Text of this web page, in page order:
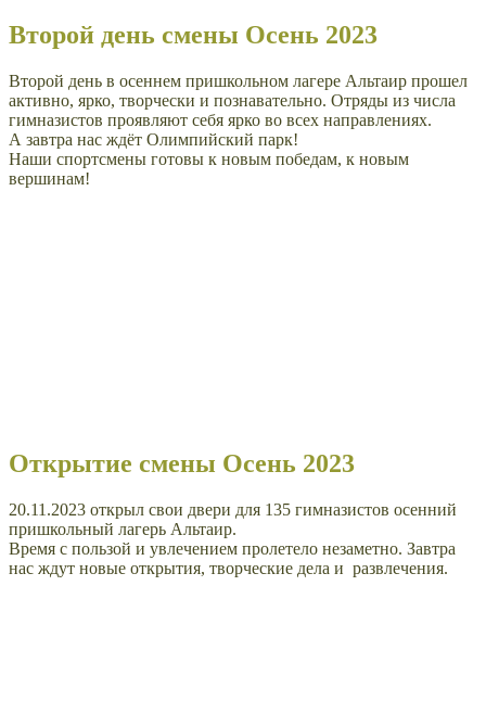
Второй день смены Осень 2023
Второй день в осеннем пришкольном лагере Альтаир прошел
активно, ярко, творчески и познавательно. Отряды из числа
гимназистов проявляют себя ярко во всех направлениях.
А завтра нас ждёт Олимпийский парк!
Наши спортсмены готовы к новым победам, к новым
вершинам!
Открытие смены Осень 2023
20.11.2023 открыл свои двери для 135 гимназистов осенний
пришкольный лагерь Альтаир.
Время с пользой и увлечением пролетело незаметно. Завтра
нас ждут новые открытия, творческие дела и развлечения.